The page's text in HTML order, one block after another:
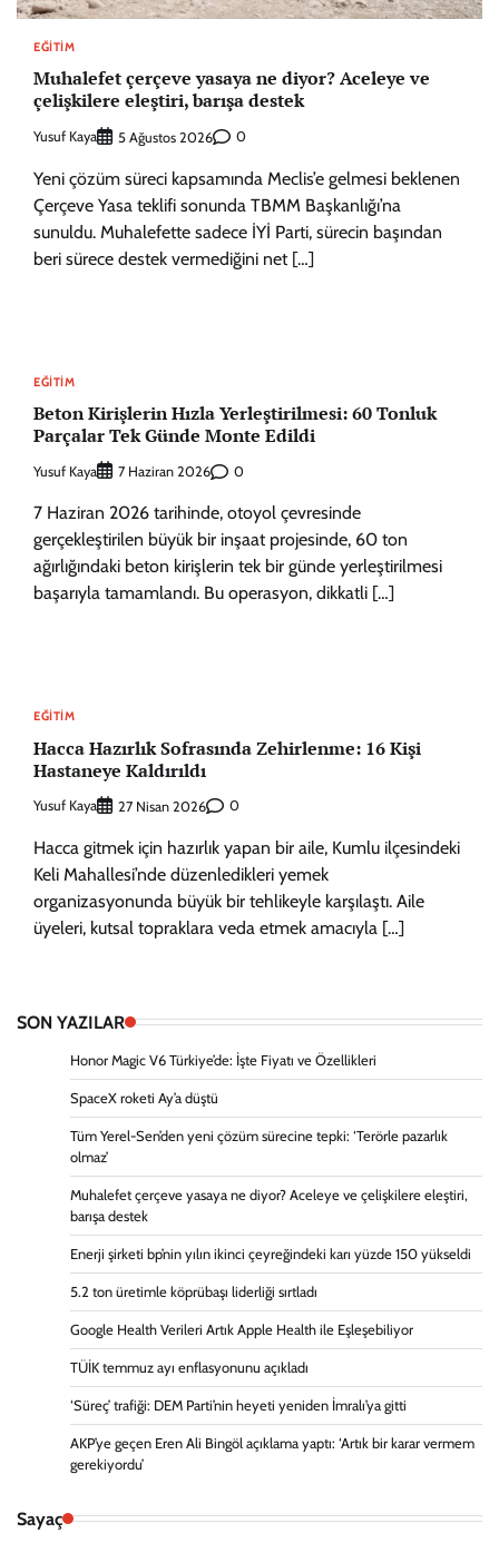
EĞITIM
Muhalefet çerçeve yasaya ne diyor? Aceleye ve
çelişkilere eleştiri, barışa destek
Yusuf Kaya 5 Ağustos 2026 0
Yeni çözüm süreci kapsamında Meclis’e gelmesi beklenen
Çerçeve Yasa teklifi sonunda TBMM Başkanlığı’na
sunuldu. Muhalefette sadece İYİ Parti, sürecin başından
beri sürece destek vermediğini net […]
EĞITIM
Beton Kirişlerin Hızla Yerleştirilmesi: 60 Tonluk
Parçalar Tek Günde Monte Edildi
Yusuf Kaya 7 Haziran 2026 0
7 Haziran 2026 tarihinde, otoyol çevresinde
gerçekleştirilen büyük bir inşaat projesinde, 60 ton
ağırlığındaki beton kirişlerin tek bir günde yerleştirilmesi
başarıyla tamamlandı. Bu operasyon, dikkatli […]
EĞITIM
Hacca Hazırlık Sofrasında Zehirlenme: 16 Kişi
Hastaneye Kaldırıldı
Yusuf Kaya 27 Nisan 2026 0
Hacca gitmek için hazırlık yapan bir aile, Kumlu ilçesindeki
Keli Mahallesi’nde düzenledikleri yemek
organizasyonunda büyük bir tehlikeyle karşılaştı. Aile
üyeleri, kutsal topraklara veda etmek amacıyla […]
SON YAZILAR
Honor Magic V6 Türkiye’de: İşte Fiyatı ve Özellikleri
SpaceX roketi Ay’a düştü
Tüm Yerel-Sen’den yeni çözüm sürecine tepki: ‘Terörle pazarlık
olmaz’
Muhalefet çerçeve yasaya ne diyor? Aceleye ve çelişkilere eleştiri,
barışa destek
Enerji şirketi bp’nin yılın ikinci çeyreğindeki karı yüzde 150 yükseldi
5.2 ton üretimle köprübaşı liderliği sırtladı
Google Health Verileri Artık Apple Health ile Eşleşebiliyor
TÜİK temmuz ayı enflasyonunu açıkladı
‘Süreç’ trafiği: DEM Parti’nin heyeti yeniden İmralı’ya gitti
AKP’ye geçen Eren Ali Bingöl açıklama yaptı: ‘Artık bir karar vermem
gerekiyordu’
Sayaç